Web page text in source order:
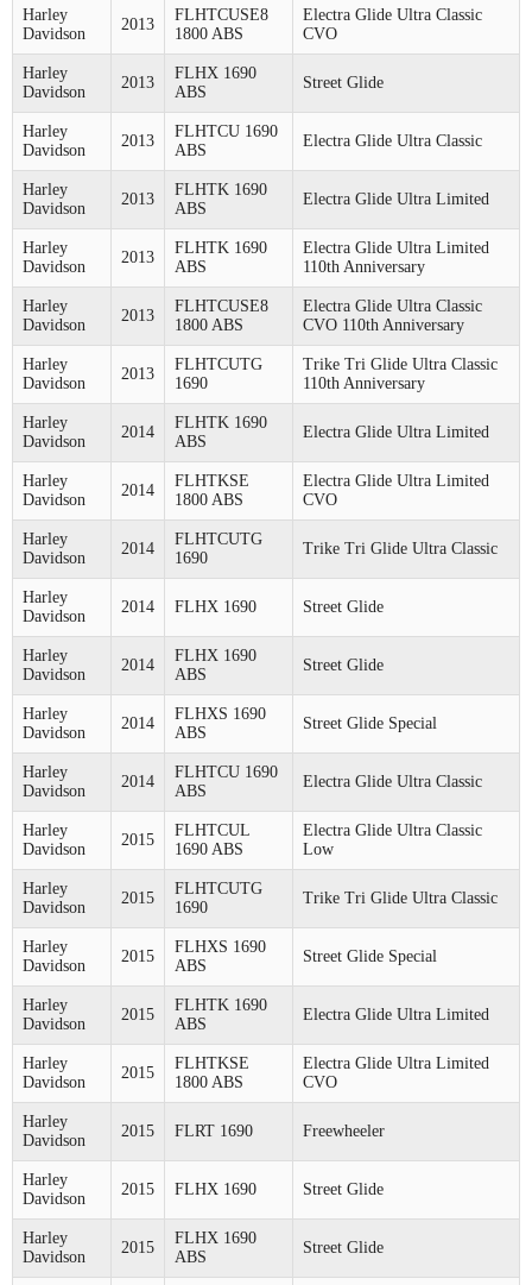
Harley
Davidson
2013
FLHTCUSE8
1800 ABS
Electra Glide Ultra Classic
CVO
Harley
Davidson
2013
FLHX 1690
ABS
Street Glide
Harley
Davidson
2013
FLHTCU 1690
ABS
Electra Glide Ultra Classic
Harley
Davidson
2013
FLHTK 1690
ABS
Electra Glide Ultra Limited
Harley
Davidson
2013
FLHTK 1690
ABS
Electra Glide Ultra Limited
110th Anniversary
Harley
Davidson
2013
FLHTCUSE8
1800 ABS
Electra Glide Ultra Classic
CVO 110th Anniversary
Harley
Davidson
2013
FLHTCUTG
1690
Trike Tri Glide Ultra Classic
110th Anniversary
Harley
Davidson
2014
FLHTK 1690
ABS
Electra Glide Ultra Limited
Harley
Davidson
2014
FLHTKSE
1800 ABS
Electra Glide Ultra Limited
CVO
Harley
Davidson
2014
FLHTCUTG
1690
Trike Tri Glide Ultra Classic
Harley
Davidson
2014 FLHX 1690 Street Glide
Harley
Davidson
2014
FLHX 1690
ABS
Street Glide
Harley
Davidson
2014
FLHXS 1690
ABS
Street Glide Special
Harley
Davidson
2014
FLHTCU 1690
ABS
Electra Glide Ultra Classic
Harley
Davidson
2015
FLHTCUL
1690 ABS
Electra Glide Ultra Classic
Low
Harley
Davidson
2015
FLHTCUTG
1690
Trike Tri Glide Ultra Classic
Harley
Davidson
2015
FLHXS 1690
ABS
Street Glide Special
Harley
Davidson
2015
FLHTK 1690
ABS
Electra Glide Ultra Limited
Harley
Davidson
2015
FLHTKSE
1800 ABS
Electra Glide Ultra Limited
CVO
Harley
Davidson
2015 FLRT 1690 Freewheeler
Harley
Davidson
2015 FLHX 1690 Street Glide
Harley
Davidson
2015
FLHX 1690
ABS
Street Glide